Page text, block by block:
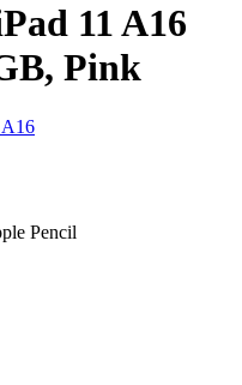
11 A16
Pink
A16
Pencil